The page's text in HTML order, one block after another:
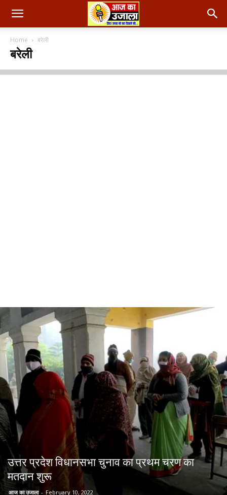
Home बरेली
बरेली
उत्तर प्रदेश विधानसभा चुनाव का प्रथम चरण का
मतदान शुरू
आज का उजाला - February 10, 2022